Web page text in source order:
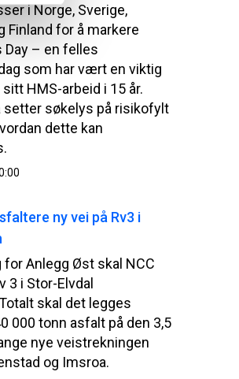
i Norge, Sverige,
Finland for å markere
Day – en felles
som har vært en viktig
sitt HMS-arbeid i 15 år.
setter søkelys på risikofylt
dette kan
ny vei på Rv3 i
for Anlegg Øst skal NCC
3 i Stor-Elvdal
skal det legges
000 tonn asfalt på den 3,5
nye veistrekningen
og Imsroa.